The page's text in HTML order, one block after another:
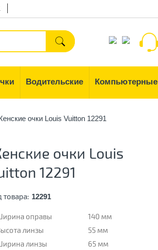
Водительские Компьютерные
очки Louis Vuitton 12291
очки Louis
12291
товара: 12291
оправы
140 мм
линзы
55 мм
линзы
65 мм